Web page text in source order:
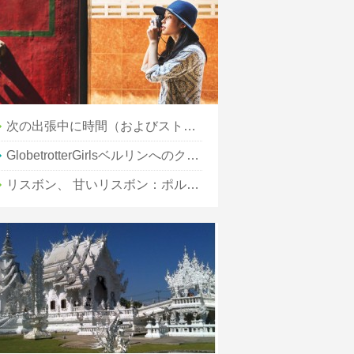
次の出張中に時間（およびストレス）を節約する3つの方法
GlobetrotterGirlsベルリンへのクイックガイド：公園、 湖と屋外ベルリン
リスボン、 甘いリスボン：ポルトガルで私たちのお気に入りの朝食